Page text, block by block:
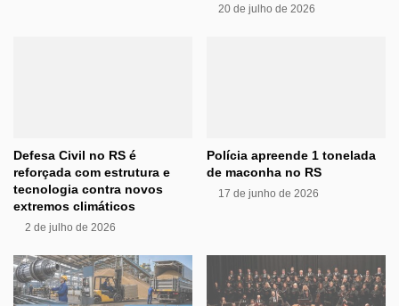
20 de julho de 2026
Defesa Civil no RS é
reforçada com estrutura e
tecnologia contra novos
extremos climáticos
2 de julho de 2026
Polícia apreende 1 tonelada
de maconha no RS
17 de junho de 2026